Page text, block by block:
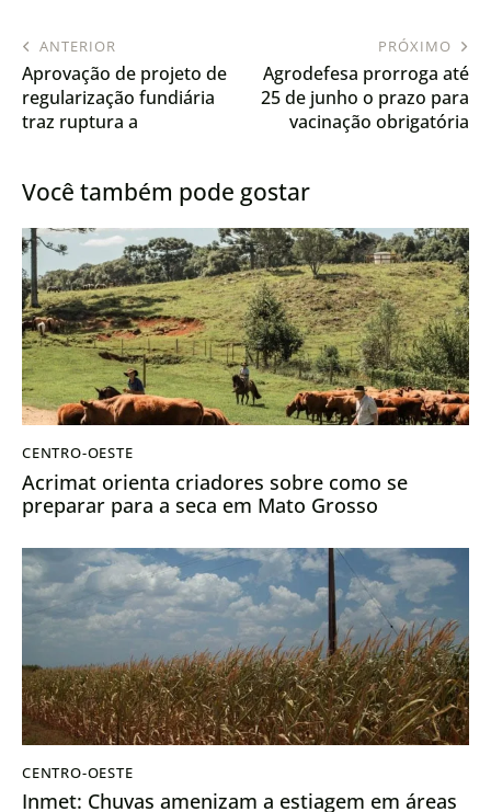
ANTERIOR
Aprovação de projeto de
regularização fundiária
traz ruptura a
PRÓXIMO
Agrodefesa prorroga até
25 de junho o prazo para
vacinação obrigatória
Você também pode gostar
CENTRO-OESTE
Acrimat orienta criadores sobre como se
preparar para a seca em Mato Grosso
CENTRO-OESTE
Inmet: Chuvas amenizam a estiagem em áreas